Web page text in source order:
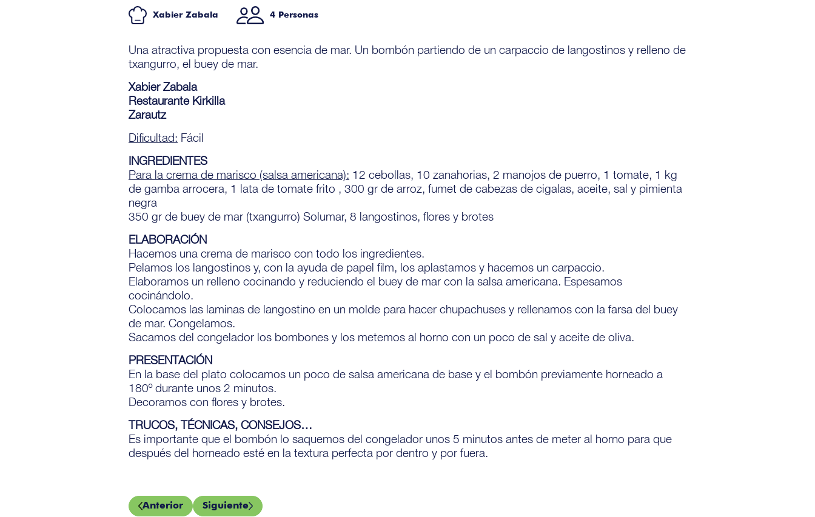
Xabier Zabala 4 Personas
Una atractiva propuesta con esencia de mar. Un bombón partiendo de un carpaccio de langostinos y relleno de
txangurro, el buey de mar.
Xabier Zabala
Restaurante Kirkilla
Zarautz
Dificultad: Fácil
INGREDIENTES
Para la crema de marisco (salsa americana): 12 cebollas, 10 zanahorias, 2 manojos de puerro, 1 tomate, 1 kg
de gamba arrocera, 1 lata de tomate frito , 300 gr de arroz, fumet de cabezas de cigalas, aceite, sal y pimienta
negra
350 gr de buey de mar (txangurro) Solumar, 8 langostinos, flores y brotes
ELABORACIÓN
Hacemos una crema de marisco con todo los ingredientes.
Pelamos los langostinos y, con la ayuda de papel film, los aplastamos y hacemos un carpaccio.
Elaboramos un relleno cocinando y reduciendo el buey de mar con la salsa americana. Espesamos
cocinándolo.
Colocamos las laminas de langostino en un molde para hacer chupachuses y rellenamos con la farsa del buey
de mar. Congelamos.
Sacamos del congelador los bombones y los metemos al horno con un poco de sal y aceite de oliva.
PRESENTACIÓN
En la base del plato colocamos un poco de salsa americana de base y el bombón previamente horneado a
180º durante unos 2 minutos.
Decoramos con flores y brotes.
TRUCOS, TÉCNICAS, CONSEJOS…
Es importante que el bombón lo saquemos del congelador unos 5 minutos antes de meter al horno para que
después del horneado esté en la textura perfecta por dentro y por fuera.
Anterior Siguiente